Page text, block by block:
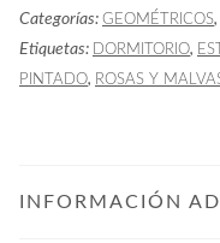
Granate
cantidad
Categorías: GEOMÉTRICOS,
Etiquetas: DORMITORIO,
PINTADO, ROSAS Y
INFORMACIÓN